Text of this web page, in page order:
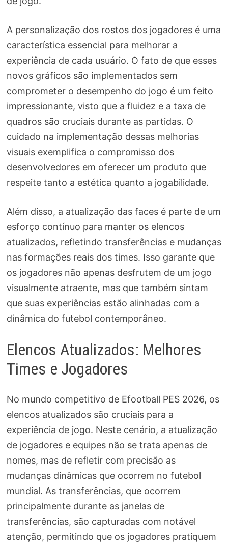
A personalização dos rostos dos jogadores é uma
característica essencial para melhorar a
experiência de cada usuário. O fato de que esses
novos gráficos são implementados sem
comprometer o desempenho do jogo é um feito
impressionante, visto que a fluidez e a taxa de
quadros são cruciais durante as partidas. O
cuidado na implementação dessas melhorias
visuais exemplifica o compromisso dos
desenvolvedores em oferecer um produto que
respeite tanto a estética quanto a jogabilidade.
Além disso, a atualização das faces é parte de um
esforço contínuo para manter os elencos
atualizados, refletindo transferências e mudanças
nas formações reais dos times. Isso garante que
os jogadores não apenas desfrutem de um jogo
visualmente atraente, mas que também sintam
que suas experiências estão alinhadas com a
dinâmica do futebol contemporâneo.
Elencos Atualizados: Melhores
Times e Jogadores
No mundo competitivo de Efootball PES 2026, os
elencos atualizados são cruciais para a
experiência de jogo. Neste cenário, a atualização
de jogadores e equipes não se trata apenas de
nomes, mas de refletir com precisão as
mudanças dinâmicas que ocorrem no futebol
mundial. As transferências, que ocorrem
principalmente durante as janelas de
transferências, são capturadas com notável
atenção, permitindo que os jogadores pratiquem